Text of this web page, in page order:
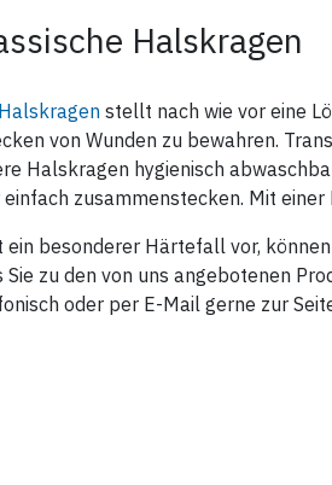
Halskragen
Halskragen stellt nach wie vor eine
von Wunden zu bewahren.
Halskragen hygienisch
einfach zusammenstecken. Mit
ein besonderer Härtefall vor,
Sie zu den von uns angebotenen
oder per E-Mail gerne zur